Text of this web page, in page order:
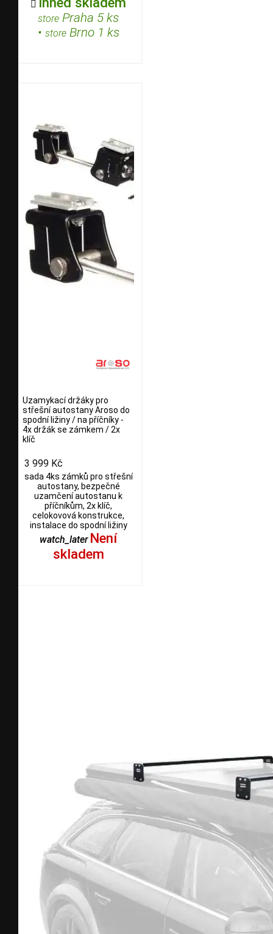

store Praha 5 ks
• storeBrno 1 ks
Uzamykací držáky pro
střešní autostany Aroso do
spodní ližiny / na příčníky -
4x držák se zámkem / 2x
klíč
3 999 Kč
sada 4ks zámků pro střešní
autostany, bezpečné
uzamčení autostanu k
příčníkům, 2x klíč,
celokovová konstrukce,
instalace do spodní ližiny
watch_later Není
skladem